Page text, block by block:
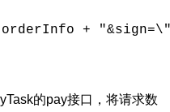
+
的pay接口，将请求数